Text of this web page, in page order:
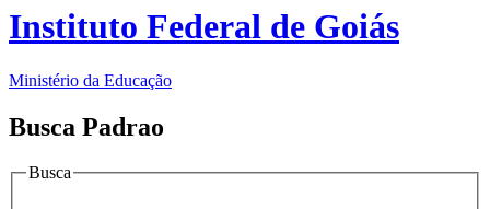
Instituto Federal de Goiás
Ministério da Educação
Busca Padrao
Busca